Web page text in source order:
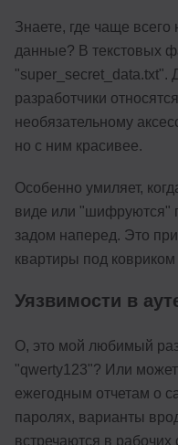
Знаете, где чаще
данные? В текстовых
"super_secret_data.txt".
разработчики
необязательному
но с ним красивее.
Особенно умиляет,
виде или "шифруются"
задом наперед. Это
квартиры под ковриком
Уязвимости в
О, это мой любимый
"qwerty123"? Или
ежегодным отчетам о
паролях, варианты
встречаются в